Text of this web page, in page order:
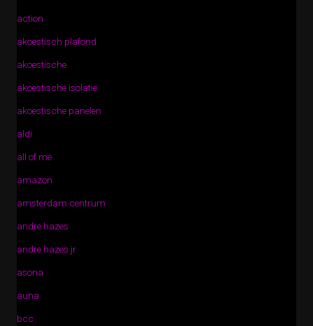
action
akoestisch plafond
akoestische
akoestische isolatie
akoestische panelen
aldi
all of me
amazon
amsterdam centrum
andre hazes
andre hazes jr
asona
auna
bcc